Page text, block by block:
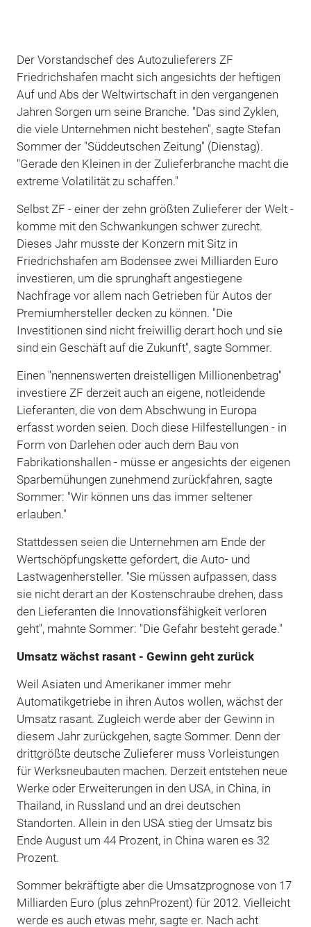
Der Vorstandschef des Autozulieferers ZF
Friedrichshafen macht sich angesichts der heftigen
Auf und Abs der Weltwirtschaft in den vergangenen
Jahren Sorgen um seine Branche. "Das sind Zyklen,
die viele Unternehmen nicht bestehen", sagte Stefan
Sommer der "Süddeutschen Zeitung" (Dienstag).
"Gerade den Kleinen in der Zulieferbranche macht die
extreme Volatilität zu schaffen."
Selbst ZF - einer der zehn größten Zulieferer der Welt -
komme mit den Schwankungen schwer zurecht.
Dieses Jahr musste der Konzern mit Sitz in
Friedrichshafen am Bodensee zwei Milliarden Euro
investieren, um die sprunghaft angestiegene
Nachfrage vor allem nach Getrieben für Autos der
Premiumhersteller decken zu können. "Die
Investitionen sind nicht freiwillig derart hoch und sie
sind ein Geschäft auf die Zukunft", sagte Sommer.
Einen "nennenswerten dreistelligen Millionenbetrag"
investiere ZF derzeit auch an eigene, notleidende
Lieferanten, die von dem Abschwung in Europa
erfasst worden seien. Doch diese Hilfestellungen - in
Form von Darlehen oder auch dem Bau von
Fabrikationshallen - müsse er angesichts der eigenen
Sparbemühungen zunehmend zurückfahren, sagte
Sommer: "Wir können uns das immer seltener
erlauben."
Stattdessen seien die Unternehmen am Ende der
Wertschöpfungskette gefordert, die Auto- und
Lastwagenhersteller. "Sie müssen aufpassen, dass
sie nicht derart an der Kostenschraube drehen, dass
den Lieferanten die Innovationsfähigkeit verloren
geht", mahnte Sommer: "Die Gefahr besteht gerade."
Umsatz wächst rasant - Gewinn geht zurück
Weil Asiaten und Amerikaner immer mehr
Automatikgetriebe in ihren Autos wollen, wächst der
Umsatz rasant. Zugleich werde aber der Gewinn in
diesem Jahr zurückgehen, sagte Sommer. Denn der
drittgrößte deutsche Zulieferer muss Vorleistungen
für Werksneubauten machen. Derzeit entstehen neue
Werke oder Erweiterungen in den USA, in China, in
Thailand, in Russland und an drei deutschen
Standorten. Allein in den USA stieg der Umsatz bis
Ende August um 44 Prozent, in China waren es 32
Prozent.
Sommer bekräftigte aber die Umsatzprognose von 17
Milliarden Euro (plus zehnProzent) für 2012. Vielleicht
werde es auch etwas mehr, sagte er. Nach acht